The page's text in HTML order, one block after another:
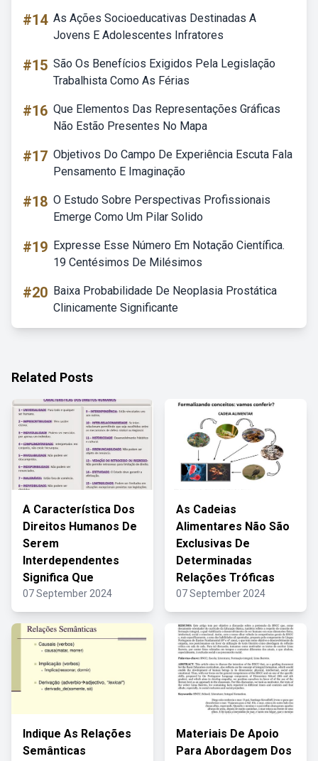
#14 As Ações Socioeducativas Destinadas A
Jovens E Adolescentes Infratores
#15 São Os Benefícios Exigidos Pela Legislação
Trabalhista Como As Férias
#16 Que Elementos Das Representações Gráficas
Não Estão Presentes No Mapa
#17 Objetivos Do Campo De Experiência Escuta Fala
Pensamento E Imaginação
#18 O Estudo Sobre Perspectivas Profissionais
Emerge Como Um Pilar Solido
#19 Expresse Esse Número Em Notação Científica.
19 Centésimos De Milésimos
#20 Baixa Probabilidade De Neoplasia Prostática
Clinicamente Significante
Related Posts
A Característica Dos
Direitos Humanos De
Serem
Interdependentes
Significa Que
07 September 2024
As Cadeias
Alimentares Não São
Exclusivas De
Determinadas
Relações Tróficas
07 September 2024
Indique As Relações
Semânticas
Materiais De Apoio
Para Abordagem Dos